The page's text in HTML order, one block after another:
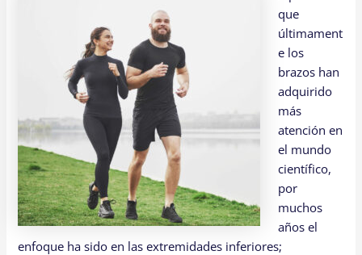
que
últimament
e los
brazos han
adquirido
más
atención en
el mundo
científico,
por
muchos
años el
enfoque ha sido en las extremidades inferiores;